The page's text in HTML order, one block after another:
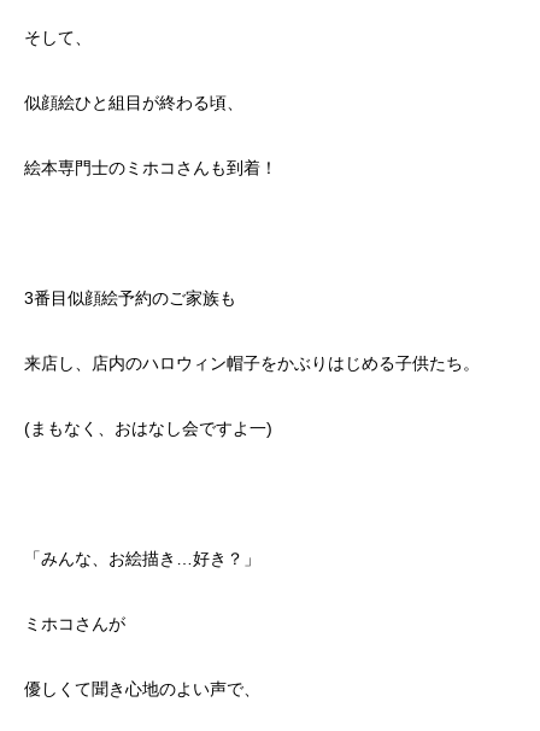
そして、
似顔絵ひと組目が終わる頃、
絵本専門士のミホコさんも到着！
3番目似顔絵予約のご家族も
来店し、店内のハロウィン帽子をかぶりはじめる子供たち。
(まもなく、おはなし会ですよ一)
「みんな、お絵描き…好き？」
ミホコさんが
優しくて聞き心地のよい声で、